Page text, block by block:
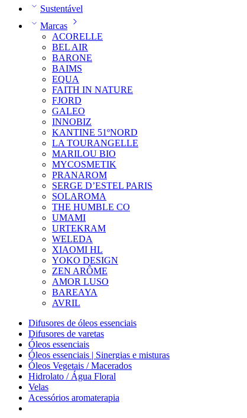
Sustentável
Marcas
ACORELLE
BEL AIR
BARONE
BAIMS
EQUA
FAITH IN NATURE
FJORD
GALEO
INNOBIZ
KANTINE 51ºNORD
LA TOURANGELLE
MARILOU BIO
MYCOSMETIK
PRANAROM
SERGE D’ESTEL PARIS
SOLAROMA
THE HUMBLE CO
UMAMI
URTEKRAM
WELEDA
XIAOMI HL
YOKO DESIGN
ZEN ARÔME
AMOR LUSO
BAREAYA
AVRIL
Difusores de óleos essenciais
Difusores de varetas
Óleos essenciais
Óleos essenciais | Sinergias e misturas
Óleos Vegetais / Macerados
Hidrolato / Água Floral
Velas
Acessórios aromaterapia